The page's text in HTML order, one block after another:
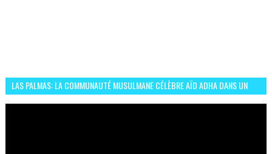
LAS PALMAS: LA COMMUNAUTÉ MUSULMANE CÉLÈBRE AÏD ADHA DANS UN